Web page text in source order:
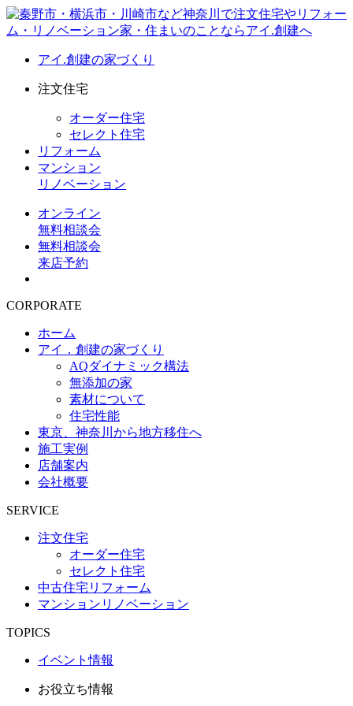
アイ.創建の家づくり
注文住宅
オーダー住宅
セレクト住宅
リフォーム
マンション
リノベーション
オンライン
無料相談会
無料相談会
来店予約
CORPORATE
ホーム
アイ．創建の家づくり
AQダイナミック構法
無添加の家
素材について
住宅性能
東京、神奈川から地方移住へ
施工実例
店舗案内
会社概要
SERVICE
注文住宅
オーダー住宅
セレクト住宅
中古住宅リフォーム
マンションリノベーション
TOPICS
イベント情報
お役立ち情報